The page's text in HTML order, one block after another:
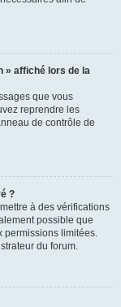
» affiché lors de la
que vous
reprendre les
de contrôle de
?
à des vérifications
possible que
permissions limitées.
du forum.